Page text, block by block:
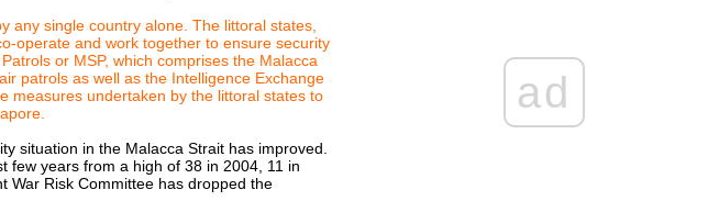
any single country alone. The littoral states,
operate and work together to ensure security
or MSP, which comprises the Malacca
patrols as well as the Intelligence Exchange
measures undertaken by the littoral states to
situation in the Malacca Strait has improved.
few years from a high of 38 in 2004, 11 in
War Risk Committee has dropped the
ad